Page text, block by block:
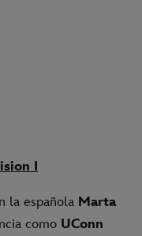
I
la española Marta
como UConn